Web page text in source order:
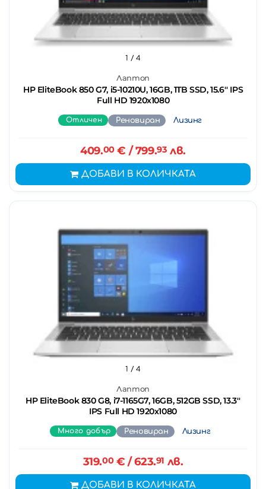
Лаптоп
HP EliteBook 850 G7, i5-10210U, 16GB, 1TB SSD, 15.6'' IPS
Full HD 1920x1080
1 / 4
Отличен Реновиран Лизинг
409.00€ / 799.93 лв.
ДОБАВИ В КОЛИЧКАТА
Лаптоп
HP EliteBook 830 G8, i7-1165G7, 16GB, 512GB SSD, 13.3''
IPS Full HD 1920x1080
1 / 4
Много добър Реновиран Лизинг
319.00€ / 623.91 лв.
ДОБАВИ В КОЛИЧКАТА